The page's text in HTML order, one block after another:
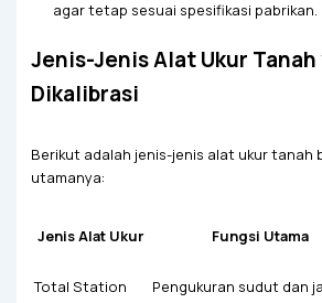
agar tetap sesuai spesifikasi pabrikan.
Jenis-Jenis Alat Ukur
Dikalibrasi
Berikut adalah jenis-jenis alat ukur tanah
utamanya:
Jenis Alat Ukur Fungsi Utama
Total Station
Pengukuran sudut dan